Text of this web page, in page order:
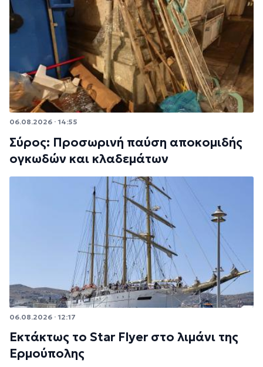
06.08.2026 · 14:55
Σύρος: Προσωρινή παύση αποκομιδής
ογκωδών και κλαδεμάτων
06.08.2026 · 12:17
Εκτάκτως το Star Flyer στο λιμάνι της
Ερμούπολης